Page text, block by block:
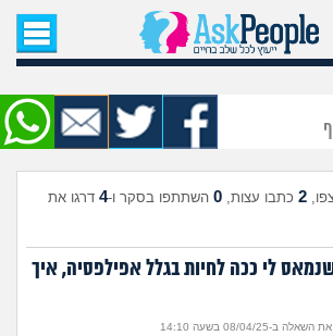
עמוד הבית
שאל שאלה
שאלות חדשות
שאלות שעוררו עניין
עצות חדשות
מה קורה כאן?
2 כתבו עצות, 0 השתתפו בסקר ו-4 דרגו את
לי ככה לחיות בגלל אפילפסיה, איך
ב-08/04/25 בשעה 14:10